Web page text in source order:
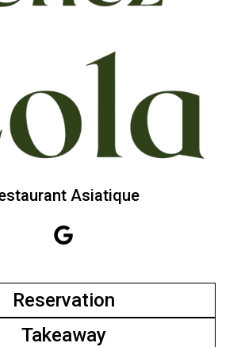
Asiatique
Reservation
Takeaway